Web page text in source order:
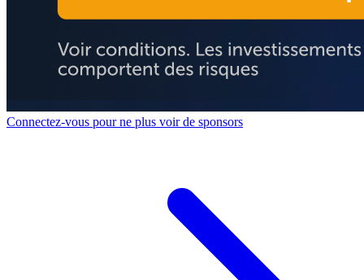
Connectez-vous pour ne plus voir de sponsors